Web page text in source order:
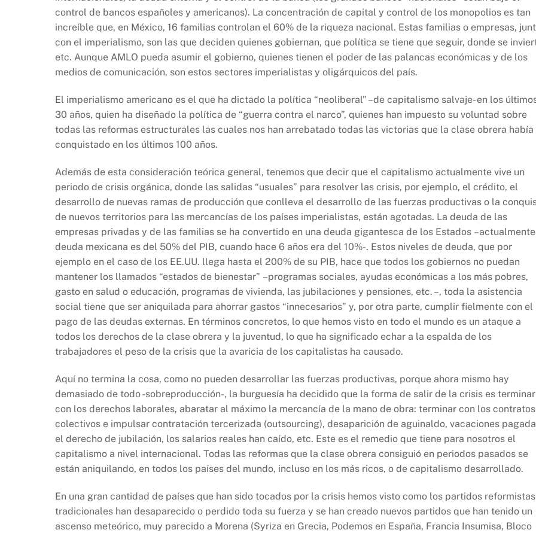
control de bancos españoles y americanos). La concentración de capital y control de los monopolios es tan
increíble que, en México, 16 familias controlan el 60% de la riqueza nacional. Estas familias o empresas,
con el imperialismo, son las que deciden quienes gobiernan, que política se tiene que seguir, donde se
etc. Aunque AMLO pueda asumir el gobierno, quienes tienen el poder de las palancas económicas y de los
medios de comunicación, son estos sectores imperialistas y oligárquicos del país.
El imperialismo americano es el que ha dictado la política “neoliberal” –de capitalismo salvaje- en los
30 años, quien ha diseñado la política de “guerra contra el narco”, quienes han impuesto su voluntad sobre
todas las reformas estructurales las cuales nos han arrebatado todas las victorias que la clase obrera había
conquistado en los últimos 100 años.
Además de esta consideración teórica general, tenemos que decir que el capitalismo actualmente vive un
periodo de crisis orgánica, donde las salidas “usuales” para resolver las crisis, por ejemplo, el crédito, el
desarrollo de nuevas ramas de producción que conlleva el desarrollo de las fuerzas productivas o la
de nuevos territorios para las mercancías de los países imperialistas, están agotadas. La deuda de las
empresas privadas y de las familias se ha convertido en una deuda gigantesca de los Estados
deuda mexicana es del 50% del PIB, cuando hace 6 años era del 10%-. Estos niveles de deuda, que por
ejemplo en el caso de los EE.UU. llega hasta el 200% de su PIB, hace que todos los gobiernos no puedan
mantener los llamados “estados de bienestar” –programas sociales, ayudas económicas a los más pobres,
gasto en salud o educación, programas de vivienda, las jubilaciones y pensiones, etc. –, toda la asistencia
social tiene que ser aniquilada para ahorrar gastos “innecesarios” y, por otra parte, cumplir fielmente con el
pago de las deudas externas. En términos concretos, lo que hemos visto en todo el mundo es un ataque a
todos los derechos de la clase obrera y la juventud, lo que ha significado echar a la espalda de los
trabajadores el peso de la crisis que la avaricia de los capitalistas ha causado.
Aquí no termina la cosa, como no pueden desarrollar las fuerzas productivas, porque ahora mismo hay
demasiado de todo -sobreproducción-, la burguesía ha decidido que la forma de salir de la crisis es terminar
con los derechos laborales, abaratar al máximo la mercancía de la mano de obra: terminar con los contratos
colectivos e impulsar contratación tercerizada (outsourcing), desaparición de aguinaldo, vacaciones
el derecho de jubilación, los salarios reales han caído, etc. Este es el remedio que tiene para nosotros el
capitalismo a nivel internacional. Todas las reformas que la clase obrera consiguió en periodos pasados se
están aniquilando, en todos los países del mundo, incluso en los más ricos, o de capitalismo desarrollado.
En una gran cantidad de países que han sido tocados por la crisis hemos visto como los partidos reformistas
tradicionales han desaparecido o perdido toda su fuerza y se han creado nuevos partidos que han tenido un
ascenso meteórico, muy parecido a Morena (Syriza en Grecia, Podemos en España, Francia Insumisa, Bloco